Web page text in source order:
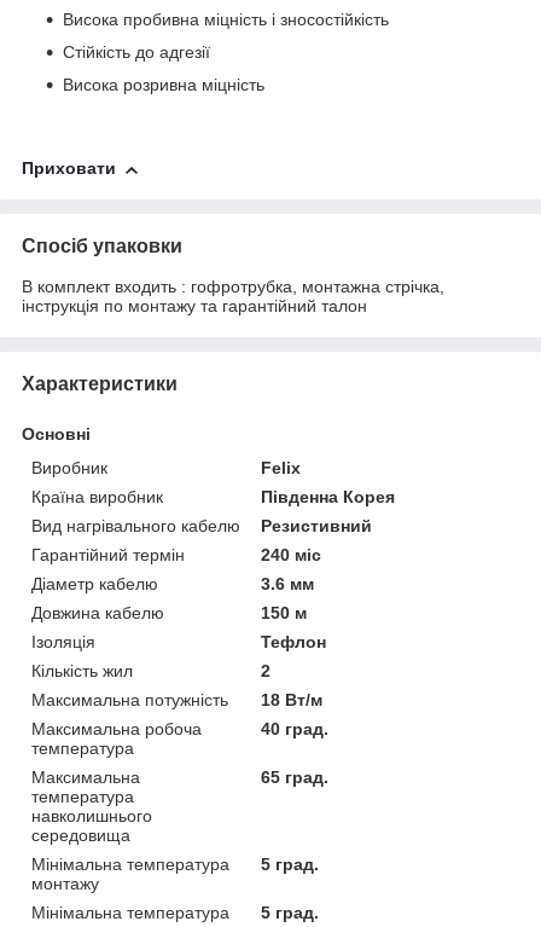
Висока пробивна міцність і зносостійкість
Стійкість до адгезії
Висока розривна міцність
Приховати
Спосіб упаковки
В комплект входить : гофротрубка, монтажна стрічка,
інструкція по монтажу та гарантійний талон
Характеристики
Основні
Виробник
Felix
Країна виробник
Південна Корея
Вид нагрівального кабелю
Резистивний
Гарантійний термін
240 міс
Діаметр кабелю
3.6 мм
Довжина кабелю
150 м
Ізоляція
Тефлон
Кількість жил
2
Максимальна потужність
18 Вт/м
Максимальна робоча
температура
40 град.
Максимальна
температура
навколишнього
середовища
65 град.
Мінімальна температура
монтажу
5 град.
Мінімальна температура
5 град.